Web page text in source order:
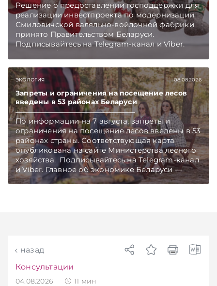
Решение о предоставлении господдержки для
реализации инвестпроекта по модернизации
Смиловичской валяльно-войлочной фабрики
принято Правительством Беларуси.
Подписывайтесь на Telegram‑канал и Viber.
Главное об экономике Беларуси — раньше,
ЭКОЛОГИЯ 08.08.2026
Запреты и ограничения на посещение лесов
введены в 53 районах Беларуси
По информации на 7 августа, запреты и
ограничения на посещение лесов введены в 53
районах страны. Соответствующая карта
опубликована на сайте Министерства лесного
хозяйства. Подписывайтесь на Telegram‑канал
и Viber. Главное об экономике Беларуси —
раньше, чем в новостях TelegramViber
назад
Консультации
04.08.2026 11 мин